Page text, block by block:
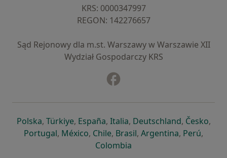
KRS: ⁠0000347997
REGON: ⁠142276657
Sąd Rejonowy dla m.st. Warszawy w Warszawie XII
Wydział Gospodarczy KRS
Polskaotwiera się w nowej karcie
, Türkiyeotwiera się w nowej karcie
, Españaotwiera się w nowej karcie
, Italiaotwiera się w nowej
, Deutschlandotwiera się
, Česko,
Portugalotwiera się w nowej karcie
, Méxicootwiera się w nowej karcie
, Chileotwiera się w nowej karcie
, Brasilotwiera się w nowej
, Argentinaotwiera się
, Perú,
Colombia